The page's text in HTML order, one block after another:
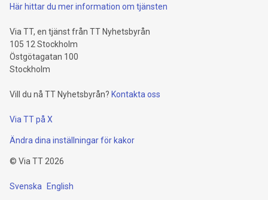
Här hittar du mer information om tjänsten
Via TT, en tjänst från TT Nyhetsbyrån
105 12 Stockholm
Östgötagatan 100
Stockholm
Vill du nå TT Nyhetsbyrån? Kontakta oss
Via TT på X
Ändra dina inställningar för kakor
© Via TT2026
Svenska English